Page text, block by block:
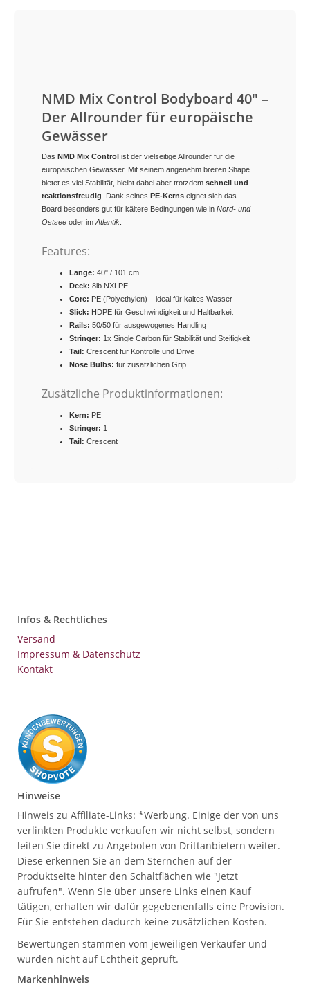
NMD Mix Control Bodyboard 40" –
Der Allrounder für europäische
Gewässer
Das NMD Mix Control ist der vielseitige Allrounder für die
europäischen Gewässer. Mit seinem angenehm breiten Shape
bietet es viel Stabilität, bleibt dabei aber trotzdem schnell und
reaktionsfreudig . Dank seines PE-Kerns eignet sich das
Board besonders gut für kältere Bedingungen wie in Nord- und
Ostsee oder im Atlantik
Features:
Länge: 40" / 101 cm
Deck: 8lb NXLPE
Core: PE (Polyethylen) – ideal für kaltes Wasser
Slick: HDPE für Geschwindigkeit und Haltbarkeit
Rails: 50/50 für ausgewogenes Handling
Stringer: 1x Single Carbon für Stabilität und Steifigkeit
Tail: Crescent für Kontrolle und Drive
Nose Bulbs: für zusätzlichen Grip
Zusätzliche Produktinformationen:
Kern: PE
Stringer: 1
Tail: Crescent
Infos & Rechtliches
Versand
Impressum & Datenschutz
Kontakt
Hinweise
Hinweis zu Affiliate-Links: *Werbung. Einige der von uns
verlinkten Produkte verkaufen wir nicht selbst, sondern
leiten Sie direkt zu Angeboten von Drittanbietern weiter.
Diese erkennen Sie an dem Sternchen auf der
Produktseite hinter den Schaltflächen wie "Jetzt
aufrufen". Wenn Sie über unsere Links einen Kauf
tätigen, erhalten wir dafür gegebenenfalls eine Provision.
Für Sie entstehen dadurch keine zusätzlichen Kosten.
Bewertungen stammen vom jeweiligen Verkäufer und
wurden nicht auf Echtheit geprüft.
Markenhinweis